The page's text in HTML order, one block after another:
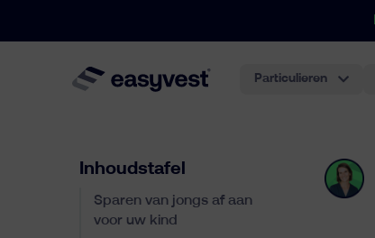
Particulieren
Inhoudstafel
Sparen van jongs af aan
voor uw kind